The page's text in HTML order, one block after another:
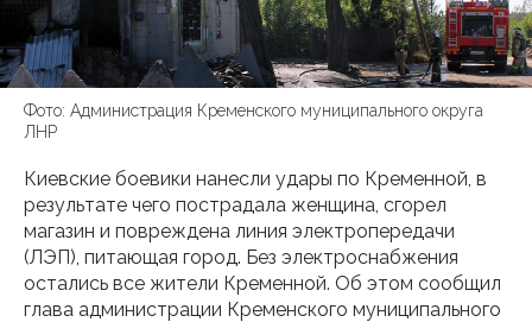
Фото: Администрация Кременского муниципального округа
ЛНР
Киевские боевики нанесли удары по Кременной, в
результате чего пострадала женщина, сгорел
магазин и повреждена линия электропередачи
(ЛЭП), питающая город. Без электроснабжения
остались все жители Кременной. Об этом сообщил
глава администрации Кременского муниципального